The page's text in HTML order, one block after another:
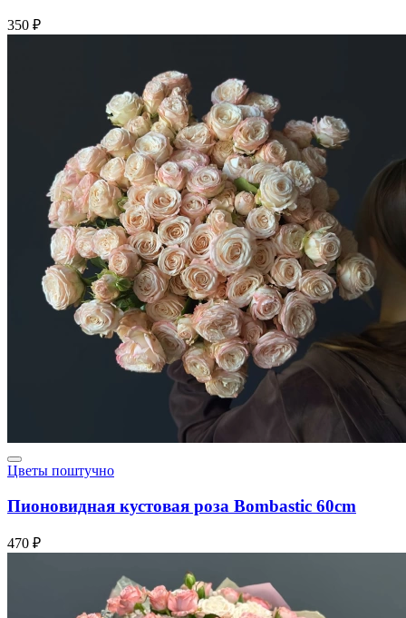
350 ₽
Цветы поштучно
Пионовидная кустовая роза Bombastic 60cm
470 ₽